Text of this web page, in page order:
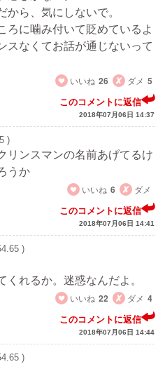
から、気にしないで。
ろに噛み付いて貶めているよ
スなくてお話が通じないって
いいね 26 ダメ 5
このコメントに返信
2018年07月06日 14:37
)
リンスマンの名前あげてるけ
うか
いいね 6 ダメ
このコメントに返信
2018年07月06日 14:41
)
れるか。迷惑なんだよ。
いいね 22 ダメ 4
このコメントに返信
2018年07月06日 14:44
)